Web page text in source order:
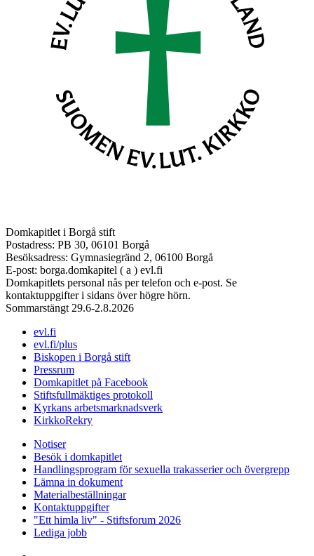
Domkapitlet i Borgå stift
Postadress: PB 30, 06101 Borgå
Besöksadress: Gymnasiegränd 2, 06100 Borgå
E-post: borga.domkapitel ( a ) evl.fi
Domkapitlets personal nås per telefon och e-post. Se
kontaktuppgifter i sidans över högre hörn.
Sommarstängt 29.6-2.8.2026
evl.fi
evl.fi/plus
Biskopen i Borgå stift
Pressrum
Domkapitlet på Facebook
Stiftsfullmäktiges protokoll
Kyrkans arbetsmarknadsverk
KirkkoRekry
Notiser
Besök i domkapitlet
Handlingsprogram för sexuella trakasserier och övergrepp
Lämna in dokument
Materialbeställningar
Kontaktuppgifter
"Ett himla liv" - Stiftsforum 2026
Lediga jobb